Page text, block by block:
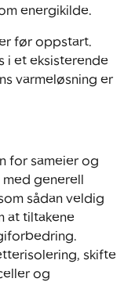
energikilde.
før oppstart.
i et eksisterende
varmeløsning er
for sameier og
generell
sådan veldig
at tiltakene
skifte
og